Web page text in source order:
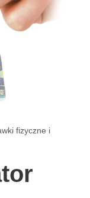
fizyczne i